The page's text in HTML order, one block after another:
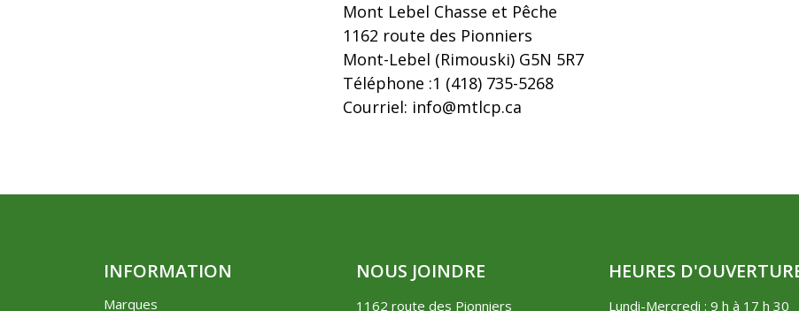
Mont Lebel Chasse et Pêche
1162 route des Pionniers
Mont-Lebel (Rimouski) G5N 5R7
Téléphone :1 (418) 735-5268
Courriel: info@mtlcp.ca
INFORMATION
Marques
NOUS JOINDRE
1162 route des Pionniers
HEURES
Lundi-Mercredi : 9 h à 17 h 30